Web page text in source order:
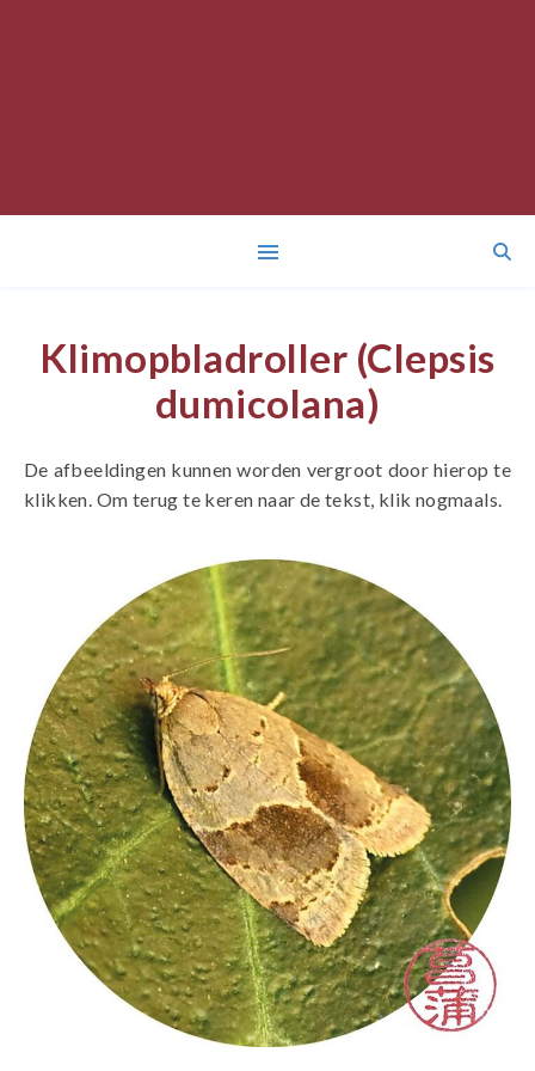
Klimopbladroller (Clepsis
dumicolana)
De afbeeldingen kunnen worden vergroot door hierop te
klikken. Om terug te keren naar de tekst, klik nogmaals.